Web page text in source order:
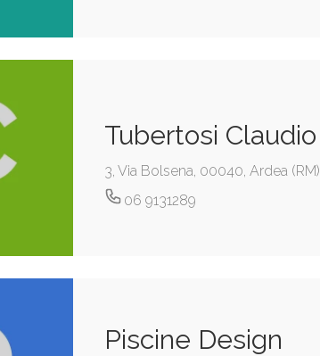
Tubertosi Claudio
3, Via Bolsena, 00040, Ardea (RM)
06 9131289
Piscine Design